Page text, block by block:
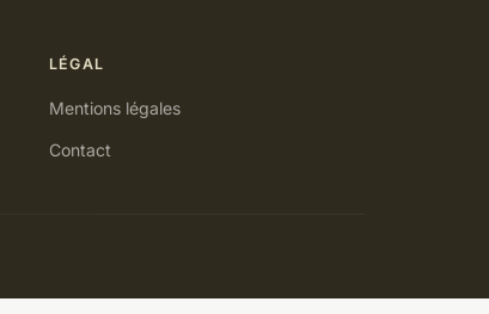
LÉGAL
Mentions légales
Contact